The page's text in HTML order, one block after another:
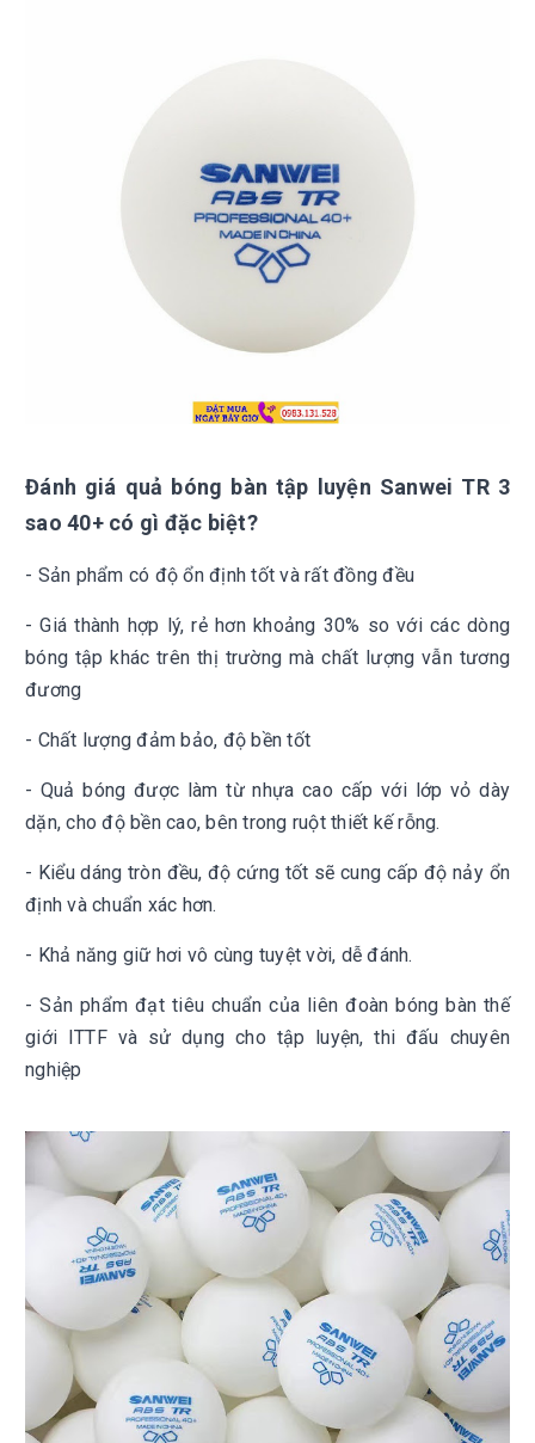
Đánh giá quả bóng bàn tập luyện Sanwei TR 3
sao 40+ có gì đặc biệt?
- Sản phẩm có độ ổn định tốt và rất đồng đều
- Giá thành hợp lý, rẻ hơn khoảng 30% so với các dòng
bóng tập khác trên thị trường mà chất lượng vẫn tương
đương
- Chất lượng đảm bảo, độ bền tốt
- Quả bóng được làm từ nhựa cao cấp với lớp vỏ dày
dặn, cho độ bền cao, bên trong ruột thiết kế rỗng.
- Kiểu dáng tròn đều, độ cứng tốt sẽ cung cấp độ nảy ổn
định và chuẩn xác hơn.
- Khả năng giữ hơi vô cùng tuyệt vời, dễ đánh.
- Sản phẩm đạt tiêu chuẩn của liên đoàn bóng bàn thế
giới ITTF và sử dụng cho tập luyện, thi đấu chuyên
nghiệp